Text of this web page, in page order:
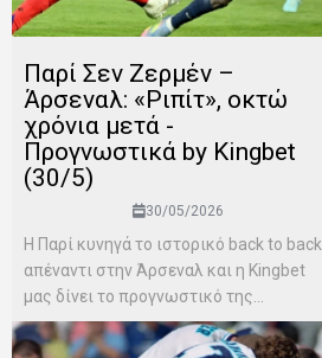
Παρί Σεν Ζερμέν –
Άρσεναλ: «Ριπίτ», οκτώ
χρόνια μετά -
Προγνωστικά by Kingbet
(30/5)
30/05/2026
Η Παρί κυνηγά το ιστορικό back to back
απέναντι στην Άρσεναλ και η Kingbet
μας δίνει το προγνωστικό της...